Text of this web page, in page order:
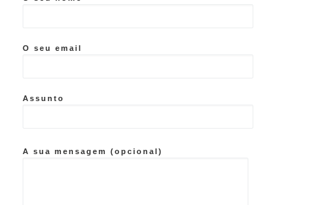
O seu email
Assunto
A sua mensagem (opcional)